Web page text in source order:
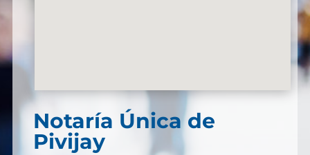
Notaría Única de
Pivijay